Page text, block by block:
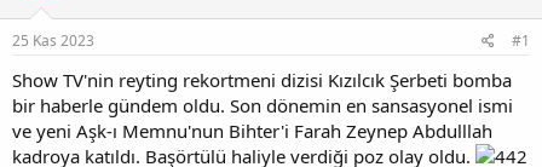
u
b
a
l
a
t
g
ı
ç
a
r
25 Kas 2023 #1
Show TV'nin reyting rekortmeni dizisi Kızılcık Şerbeti bomba
bir haberle gündem oldu. Son dönemin en sansasyonel ismi
ve yeni Aşk-ı Memnu'nun Bihter'i Farah Zeynep Abdulllah
kadroya katıldı. Başörtülü haliyle verdiği poz olay oldu.